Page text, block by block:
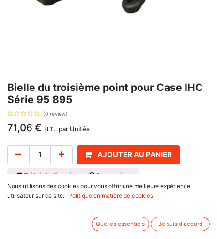
Bielle du troisième point pour Case IHC
Série 95 895
(0 review)
71,06 € H.T. par Unités
AJOUTER AU PANIER
Délai de livraison : 1 semaine
coté gauche, avec pour référence d'origine : 67524C1, 100001, 100004.
32 Series : 3210, 3220, 3230
4200 Utility Series : 4210, 4220, 4230, 4240
Nous utilisons des cookies pour vous offrir une meilleure expérience
utilisateur sur ce site.
Politique en matière de cookies
Que les essentiels Je suis d'accord